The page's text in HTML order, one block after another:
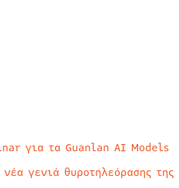
για τα Guanlan AI Models
γενιά θυροτηλεόρασης